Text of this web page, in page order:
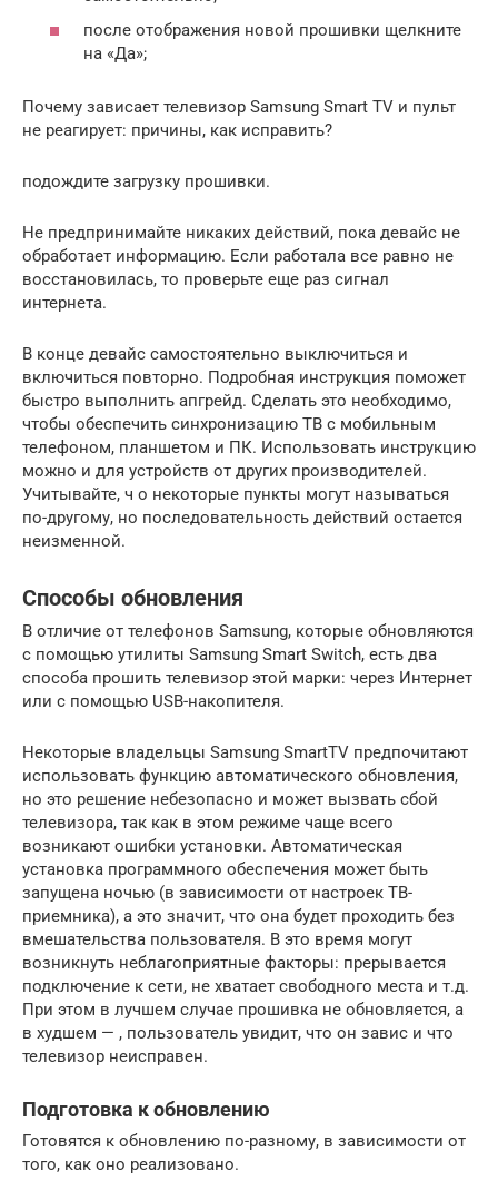
после отображения новой прошивки щелкните
на «Да»;
Почему зависает телевизор Samsung Smart TV и пульт
не реагирует: причины, как исправить?
подождите загрузку прошивки.
Не предпринимайте никаких действий, пока девайс не
обработает информацию. Если работала все равно не
восстановилась, то проверьте еще раз сигнал
интернета.
В конце девайс самостоятельно выключиться и
включиться повторно. Подробная инструкция поможет
быстро выполнить апгрейд. Сделать это необходимо,
чтобы обеспечить синхронизацию ТВ с мобильным
телефоном, планшетом и ПК. Использовать инструкцию
можно и для устройств от других производителей.
Учитывайте, ч о некоторые пункты могут называться
по-другому, но последовательность действий остается
неизменной.
Способы обновления
В отличие от телефонов Samsung, которые обновляются
с помощью утилиты Samsung Smart Switch, есть два
способа прошить телевизор этой марки: через Интернет
или с помощью USB-накопителя.
Некоторые владельцы Samsung SmartTV предпочитают
использовать функцию автоматического обновления,
но это решение небезопасно и может вызвать сбой
телевизора, так как в этом режиме чаще всего
возникают ошибки установки. Автоматическая
установка программного обеспечения может быть
запущена ночью (в зависимости от настроек ТВ-
приемника), а это значит, что она будет проходить без
вмешательства пользователя. В это время могут
возникнуть неблагоприятные факторы: прерывается
подключение к сети, не хватает свободного места и т.д.
При этом в лучшем случае прошивка не обновляется, а
в худшем — , пользователь увидит, что он завис и что
телевизор неисправен.
Подготовка к обновлению
Готовятся к обновлению по-разному, в зависимости от
того, как оно реализовано.